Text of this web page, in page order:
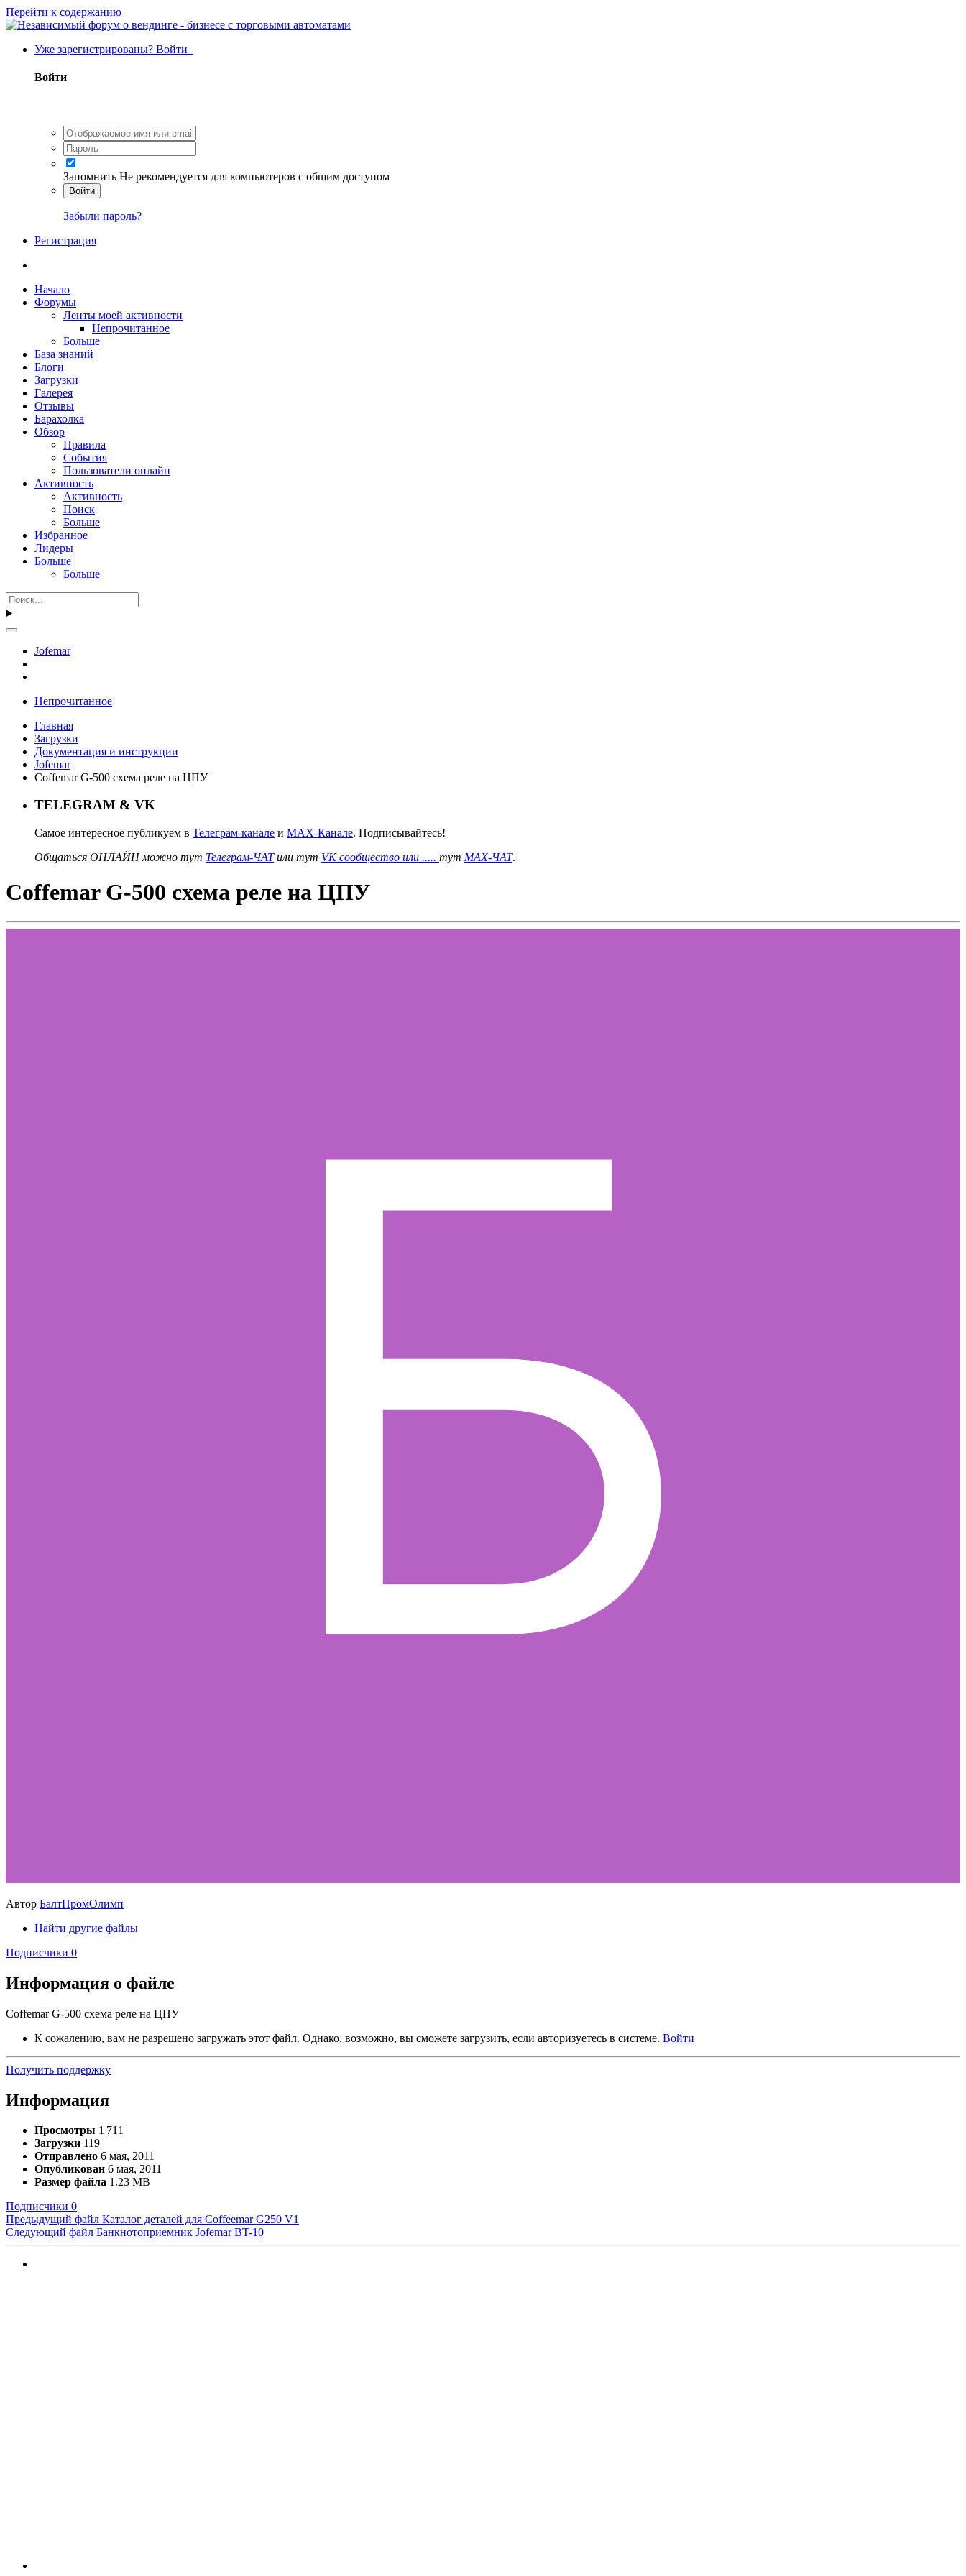
Перейти к содержанию
Уже зарегистрированы? Войти
Войти
Запомнить Не рекомендуется для компьютеров с общим доступом
Войти
Забыли пароль?
Регистрация
Начало
Форумы
Ленты моей активности
Непрочитанное
Больше
База знаний
Блоги
Загрузки
Галерея
Отзывы
Барахолка
Обзор
Правила
События
Пользователи онлайн
Активность
Активность
Поиск
Больше
Избранное
Лидеры
Больше
Больше
Jofemar
Непрочитанное
Главная
Загрузки
Документация и инструкции
Jofemar
Coffemar G-500 схема реле на ЦПУ
TELEGRAM & VK
Самое интересное публикуем в Телеграм-канале и MAX-Канале. Подписывайтесь!
Общаться ОНЛАЙН можно тут Телеграм-ЧАТили тут VK сообщество или ..... тут MAX-ЧАТ.
Coffemar G-500 схема реле на ЦПУ
Автор БалтПромОлимп
Найти другие файлы
Подписчики 0
Информация о файле
Coffemar G-500 схема реле на ЦПУ
К сожалению, вам не разрешено загружать этот файл. Однако, возможно, вы сможете загрузить, если авторизуетесь в системе. Войти
Получить поддержку
Информация
Просмотры 1 711
Загрузки 119
Отправлено 6 мая, 2011
Опубликован 6 мая, 2011
Размер файла 1.23 MB
Подписчики 0
Предыдущий файл Каталог деталей для Coffeemar G250 V1
Следующий файл Банкнотоприемник Jofemar BT-10